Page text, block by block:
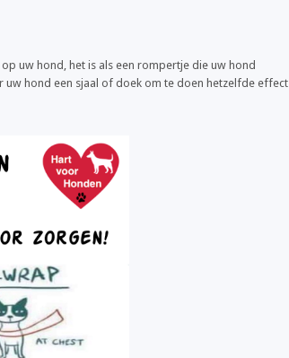
uw hond, het is als een rompertje die uw hond
hond een sjaal of doek om te doen hetzelfde effect